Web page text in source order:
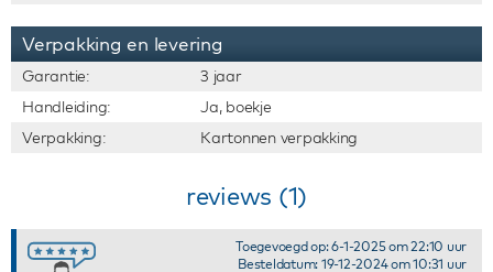
Verpakking en levering
Garantie:
3 jaar
Handleiding:
Ja, boekje
Verpakking:
Kartonnen verpakking
reviews (1)
Toegevoegd op: 6-1-2025 om 22:10 uur
Besteldatum: 19-12-2024 om 10:31 uur